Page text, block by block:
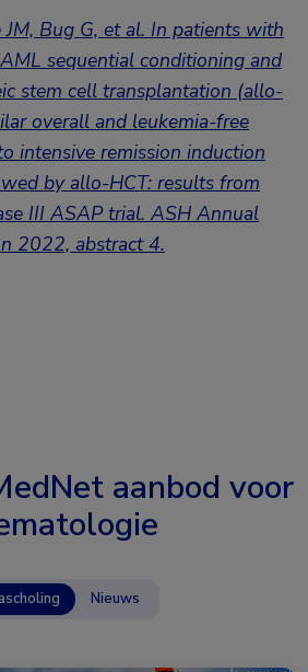
Bug G, et al. In patients with
sequential conditioning and
stem cell transplantation (allo-
overall and leukemia-free
intensive remission induction
by allo-HCT: results from
III ASAP trial. ASH Annual
2022, abstract 4.
aanbod voor
Nieuws